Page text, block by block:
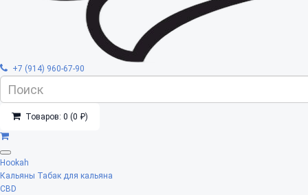
+7 (914) 960-67-90
Товаров: 0 (0 ₽)
Hookah
Кальяны Табак для кальяна
CBD